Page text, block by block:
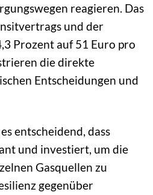
reagieren. Das
und der
Prozent auf 51 Euro pro
die direkte
Entscheidungen und
entscheidend, dass
und investiert, um die
Gasquellen zu
gegenüber